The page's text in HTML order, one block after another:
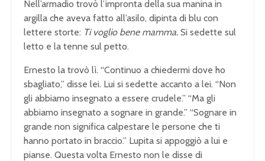
Nell’armadio trovò l’impronta della sua manina in
argilla che aveva fatto all’asilo, dipinta di blu con
lettere storte: Ti voglio bene mamma. Si sedette sul
letto e la tenne sul petto.
Ernesto la trovò lì. “Continuo a chiedermi dove ho
sbagliato,” disse lei. Lui si sedette accanto a lei. “Non
gli abbiamo insegnato a essere crudele.” “Ma gli
abbiamo insegnato a sognare in grande.” “Sognare in
grande non significa calpestare le persone che ti
hanno portato in braccio.” Lupita si appoggiò a lui e
pianse. Questa volta Ernesto non le disse di